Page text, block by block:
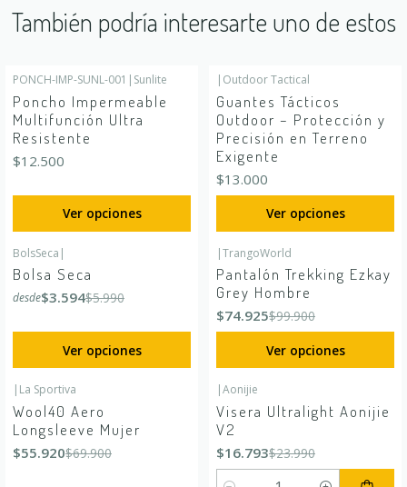
También podría interesarte uno de estos
PONCH-IMP-SUNL-001 | Sunlite
Poncho Impermeable
Multifunción Ultra
Resistente
$12.500
Ver opciones
| Outdoor Tactical
Guantes Tácticos
Outdoor – Protección y
Precisión en Terreno
Exigente
$13.000
Ver opciones
-40% OFF
BolsSeca |
Bolsa Seca
desde$3.594$5.990
Ver opciones
-25%OFF
|TrangoWorld
Pantalón Trekking Ezkay
Grey Hombre
$74.925$99.900
Ver opciones
-20%
| La Sportiva
Wool40 Aero
Longsleeve Mujer
$55.920$69.900
-30%
|Aonijie
Visera Ultralight Aonijie
V2
$16.793$23.990